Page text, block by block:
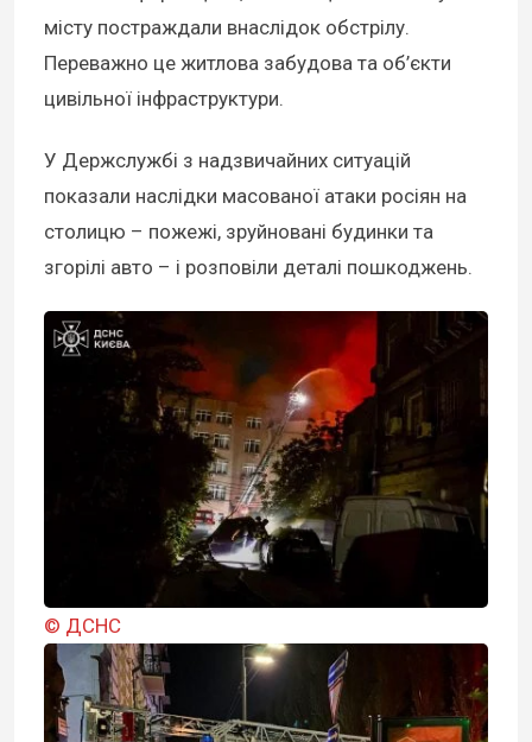
місту постраждали внаслідок обстрілу.
Переважно це житлова забудова та об’єкти
цивільної інфраструктури.
У Держслужбі з надзвичайних ситуацій
показали наслідки масованої атаки росіян на
столицю – пожежі, зруйновані будинки та
згорілі авто – і розповіли деталі пошкоджень.
© ДСНС